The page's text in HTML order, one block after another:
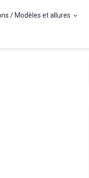
/ Modèles et allures